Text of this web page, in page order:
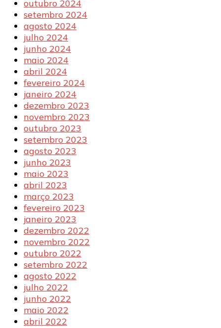
outubro 2024
setembro 2024
agosto 2024
julho 2024
junho 2024
maio 2024
abril 2024
fevereiro 2024
janeiro 2024
dezembro 2023
novembro 2023
outubro 2023
setembro 2023
agosto 2023
junho 2023
maio 2023
abril 2023
março 2023
fevereiro 2023
janeiro 2023
dezembro 2022
novembro 2022
outubro 2022
setembro 2022
agosto 2022
julho 2022
junho 2022
maio 2022
abril 2022